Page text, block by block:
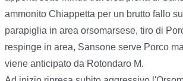
ammonito Chiappetta per un brutto fallo
parapiglia in area orsomarsese, tiro di
respinge in area, Sansone serve Porco
viene anticipato da Rotondaro M.